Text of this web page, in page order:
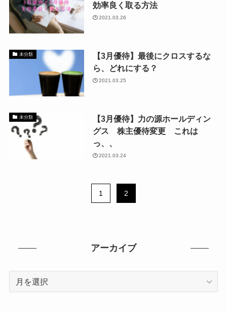
効率良く取る方法
2021.03.26
未分類
【3月優待】最後にクロスするな
ら、どれにする？
2021.03.25
未分類
【3月優待】力の源ホールディン
グス 株主優待変更 これは
っ、、
2021.03.24
1 2
アーカイブ